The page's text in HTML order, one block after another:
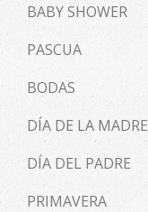
BABY SHOWER
PASCUA
BODAS
DÍA DE LA MADRE
DÍA DEL PADRE
PRIMAVERA